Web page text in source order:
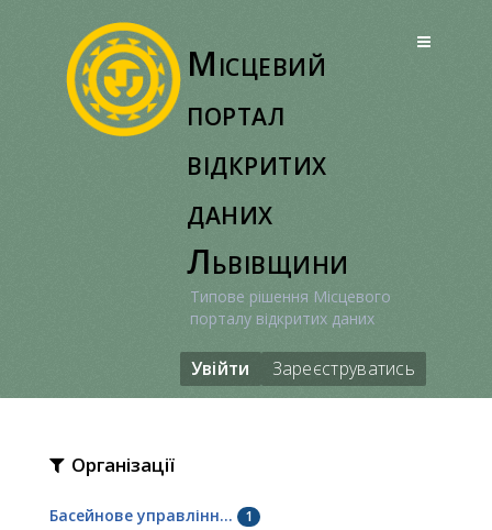
Місцевий
портал
відкритих
даних
Львівщини
Типове рішення Місцевого
порталу відкритих даних
Увійти Зареєструватись
Організації
Басейнове управлінн... 1